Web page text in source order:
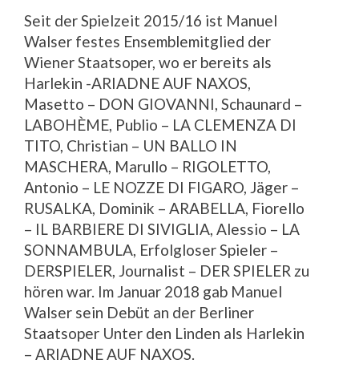
Seit der Spielzeit 2015/16 ist Manuel
Walser festes Ensemblemitglied der
Wiener Staatsoper, wo er bereits als
Harlekin -ARIADNE AUF NAXOS,
Masetto – DON GIOVANNI, Schaunard –
LABOHÈME, Publio – LA CLEMENZA DI
TITO, Christian – UN BALLO IN
MASCHERA, Marullo – RIGOLETTO,
Antonio – LE NOZZE DI FIGARO, Jäger –
RUSALKA, Dominik – ARABELLA, Fiorello
– IL BARBIERE DI SIVIGLIA, Alessio – LA
SONNAMBULA, Erfolgloser Spieler –
DERSPIELER, Journalist – DER SPIELER zu
hören war. Im Januar 2018 gab Manuel
Walser sein Debüt an der Berliner
Staatsoper Unter den Linden als Harlekin
– ARIADNE AUF NAXOS.